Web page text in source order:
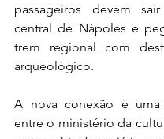
passageiros devem
central de Nápoles e
trem regional com
arqueológico.
A nova conexão é uma
entre o ministério da